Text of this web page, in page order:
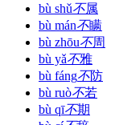
bù shǔ不属
bù mán不瞒
bù zhōu不周
bù yǎ不雅
bù fáng不防
bù ruò不若
bù qī不期